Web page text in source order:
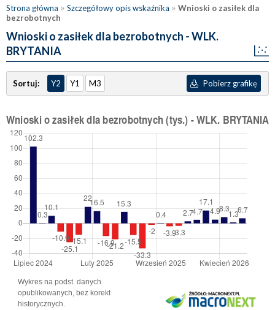
Strona główna » Szczegółowy opis wskaźnika » Wnioski o zasiłek dla
bezrobotnych
Wnioski o zasiłek dla bezrobotnych - WLK.
BRYTANIA
Sortuj: Y2 Y1 M3 Pobierz grafikę